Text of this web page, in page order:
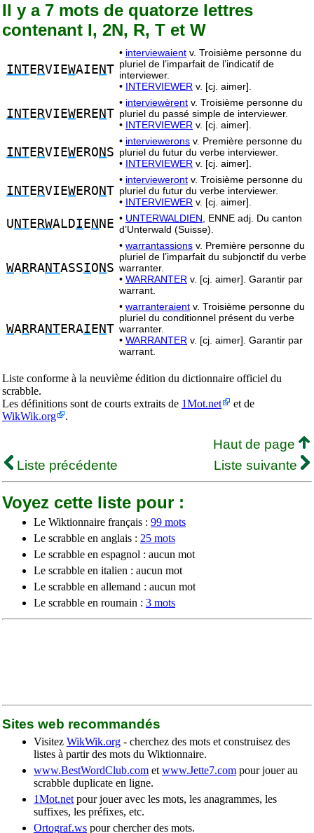
Il y a 7 mots de quatorze lettres
contenant I, 2N, R, T et W
INTE RVIEWAIE NT
• interviewaient v. Troisième personne du
pluriel de l’imparfait de l’indicatif de
interviewer.
• INTERVIEWER v. [cj. aimer].
INTE RVIEWERE NT
• interviewèrent v. Troisième personne du
pluriel du passé simple de interviewer.
• INTERVIEWER v. [cj. aimer].
INTE RVIEWERO N S
• interviewerons v. Première personne du
pluriel du futur du verbe interviewer.
• INTERVIEWER v. [cj. aimer].
INTE RVIEWERO NT
• intervieweront v. Troisième personne du
pluriel du futur du verbe interviewer.
• INTERVIEWER v. [cj. aimer].
U NTE RWALDI E N NE • UNTERWALDIEN,
ENNE adj. Du canton
d’Unterwald (Suisse).
WARRANTASSIO N S
• warrantassions v. Première personne du
pluriel de l’imparfait du subjonctif du verbe
warranter.
• WARRANTER v. [cj. aimer]. Garantir par
warrant.
WARRANTERAI E NT
• warranteraient v. Troisième personne du
pluriel du conditionnel présent du verbe
warranter.
• WARRANTER v. [cj. aimer]. Garantir par
warrant.
Liste conforme à la neuvième édition du dictionnaire officiel du
scrabble.
Les définitions sont de courts extraits de 1Mot.net
et de
WikWik.org
.
Haut de page
Liste précédente
Liste suivante
Voyez cette liste pour :
Le Wiktionnaire français : 99 mots
Le scrabble en anglais : 25 mots
Le scrabble en espagnol : aucun mot
Le scrabble en italien : aucun mot
Le scrabble en allemand : aucun mot
Le scrabble en roumain : 3 mots
Sites web recommandés
Visitez WikWik.org - cherchez des mots et construisez des
listes à partir des mots du Wiktionnaire.
www.BestWordClub.com et www.Jette7.com pour jouer au
scrabble duplicate en ligne.
1Mot.net pour jouer avec les mots, les anagrammes, les
suffixes, les préfixes, etc.
Ortograf.ws pour chercher des mots.